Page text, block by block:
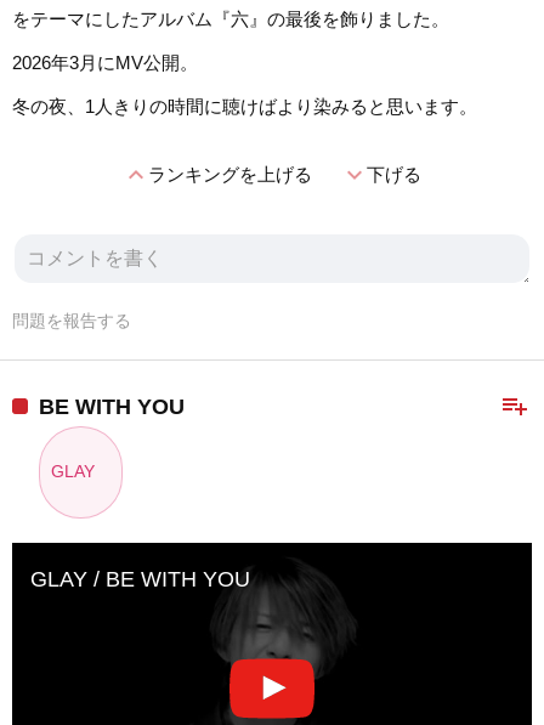
をテーマにしたアルバム『六』の最後を飾りました。
2026年3月にMV公開。
冬の夜、1人きりの時間に聴けばより染みると思います。
expand_lessランキングを上げる expand_more下げる
問題を報告する
playlist_add
BE WITH YOU
GLAY
GLAY / BE WITH YOU